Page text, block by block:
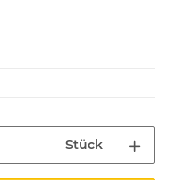
Stück